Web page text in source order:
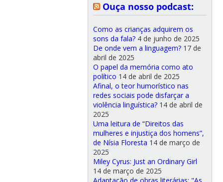
Ouça nosso podcast:
Como as crianças adquirem os
sons da fala? 4 de junho de 2025
De onde vem a linguagem? 17 de
abril de 2025
O papel da memória como ato
político 14 de abril de 2025
Afinal, o teor humorístico nas
redes sociais pode disfarçar a
violência linguística? 14 de abril de
2025
Uma leitura de “Direitos das
mulheres e injustiça dos homens”,
de Nísia Floresta 14 de março de
2025
Miley Cyrus: Just an Ordinary Girl
14 de março de 2025